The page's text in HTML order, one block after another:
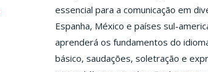
essencial para a comunicação em
Espanha, México e países sul-
aprenderá os fundamentos do
básico, saudações, soletração e